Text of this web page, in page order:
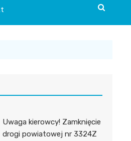
Uwaga kierowcy! Zamknięcie
drogi powiatowej nr 3324Z